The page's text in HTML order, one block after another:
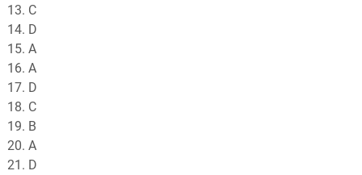
C
D
A
A
D
C
B
A
D